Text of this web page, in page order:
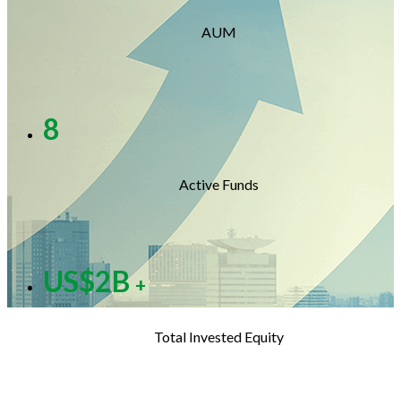
AUM
8
Active Funds
US$2B +
Total Invested Equity